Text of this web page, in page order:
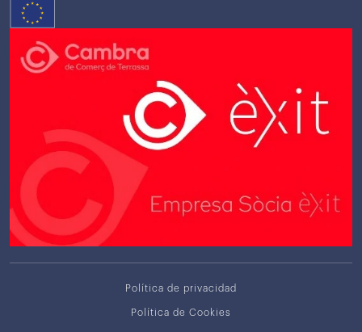
Política de privacidad
Política de Cookies